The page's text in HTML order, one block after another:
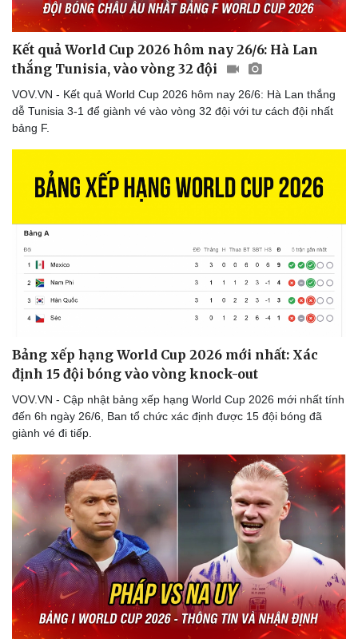
Kết quả World Cup 2026 hôm nay 26/6: Hà Lan
thắng Tunisia, vào vòng 32 đội
VOV.VN - Kết quả World Cup 2026 hôm nay 26/6: Hà Lan thắng
dễ Tunisia 3-1 để giành vé vào vòng 32 đội với tư cách đội nhất
bảng F.
Bảng xếp hạng World Cup 2026 mới nhất: Xác
định 15 đội bóng vào vòng knock-out
VOV.VN - Cập nhật bảng xếp hạng World Cup 2026 mới nhất tính
đến 6h ngày 26/6, Ban tổ chức xác định được 15 đội bóng đã
giành vé đi tiếp.